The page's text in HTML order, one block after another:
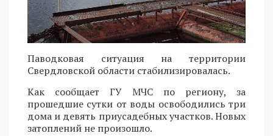
Паводковая ситуация на территории
Свердловской области стабилизировалась.
Как сообщает ГУ МЧС по региону, за
прошедшие сутки от воды освободились три
дома и девять приусадебных участков. Новых
затоплений не произошло.